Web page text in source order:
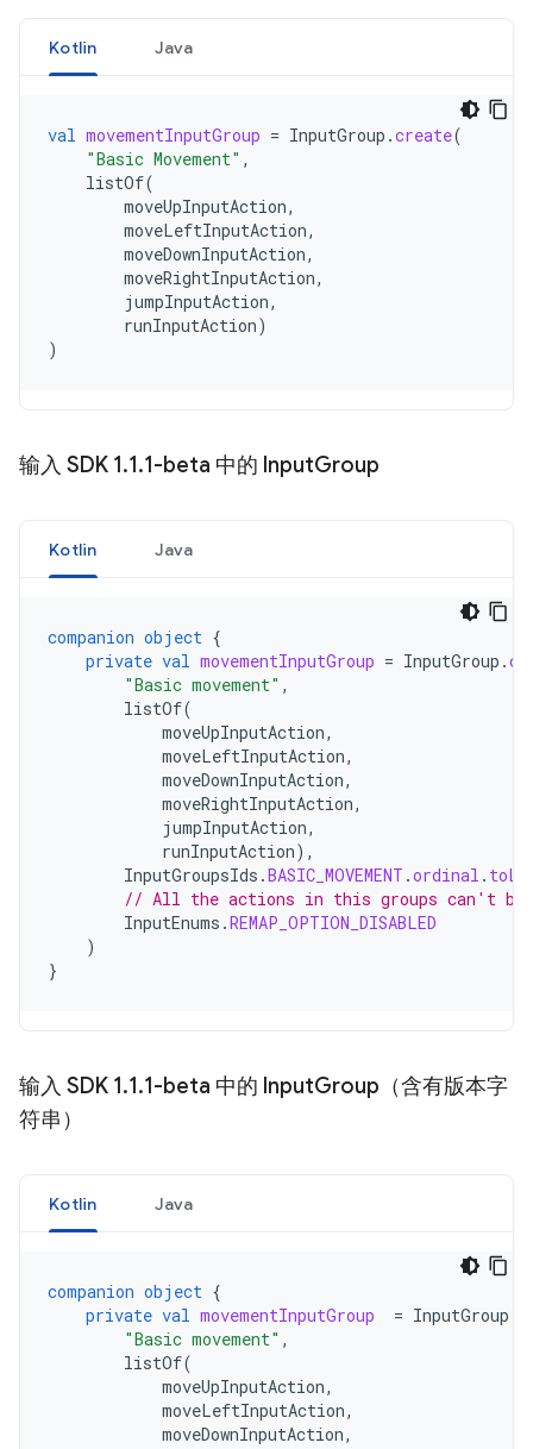
Kotlin Java
val movementInputGroup = InputGroup .create(
"Basic Movement" ,
listOf(
moveUpInputAction,
moveLeftInputAction,
moveDownInputAction,
moveRightInputAction,
jumpInputAction,
runInputAction)
)
输入 SDK 1.1.1-beta 中的 InputGroup
Kotlin Java
companion object {
private val movementInputGroup = InputGroup .
"Basic movement" ,
listOf(
moveUpInputAction,
moveLeftInputAction,
moveDownInputAction,
moveRightInputAction,
jumpInputAction,
runInputAction),
InputGroupsIds .BASIC_MOVEMENT .ordinal .
// All the actions in this groups can't be
InputEnums .REMAP_OPTION_DISABLED
)
}
输入 SDK 1.1.1-beta 中的 InputGroup（含有版本字
符串）
Kotlin Java
companion object {
private val movementInputGroup = InputGroup
"Basic movement" ,
listOf(
moveUpInputAction,
moveLeftInputAction,
moveDownInputAction,